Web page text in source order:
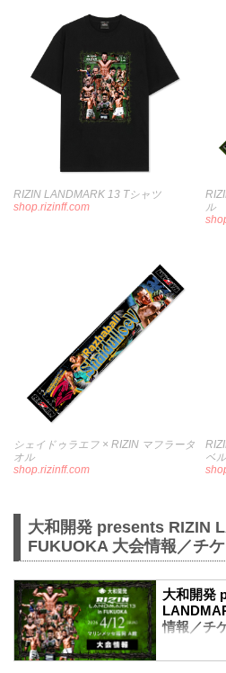
RIZIN LANDMARK 13 Tシャツ
shop.rizinff.com
ル
シェイドゥラエフ × RIZIN マフラータ
オル
shop.rizinff.com
ベ
大和開発 presents RIZIN
FUKUOKA 大会情報／チ
大和開発
情報／チ